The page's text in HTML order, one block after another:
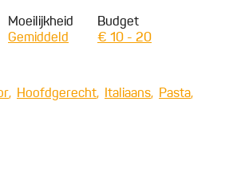
Moeilijkheid
Gemiddeld
Budget
€ 10 - 20
Hoofdgerecht Italiaans
Pasta